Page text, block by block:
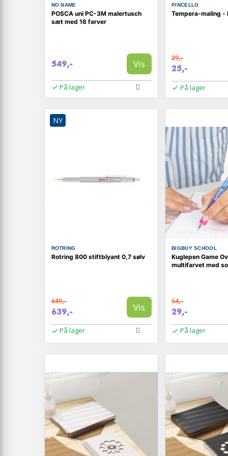
NO NAME
POSCA uni PC-3M malertusch
sæt med 16 farver
549,- Vis
På lager
PINCELLO
Tempera-maling -
29,-
25,-
På lager
NY
ROTRING
Rotring 800 stiftblyant 0,7 sølv
649,-
639,- Vis
På lager
BIGBUY SCHOOL
Kuglepen Game
multifarvet med
54,-
29,-
På lager